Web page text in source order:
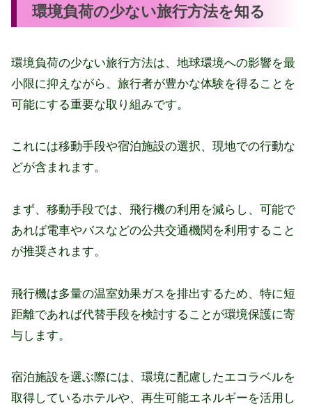
環境負荷の少ない旅行方法を知る
環境負荷の少ない旅行方法は、地球環境への影響を最
小限に抑えながら、旅行者が豊かな体験を得ることを
可能にする重要な取り組みです。
これには移動手段や宿泊施設の選択、現地での行動な
どが含まれます。
まず、移動手段では、飛行機の利用を減らし、可能で
あれば電車やバスなどの公共交通機関を利用すること
が推奨されます。
飛行機は多量の温室効果ガスを排出するため、特に短
距離であれば代替手段を検討することが環境保護に寄
与します。
宿泊施設を選ぶ際には、環境に配慮したエコラベルを
取得しているホテルや、再生可能エネルギーを活用し